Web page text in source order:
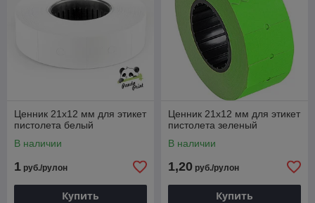
Ценник 21х12 мм для этикет
пистолета белый
В наличии
1 руб./рулон
Купить
Ценник 21х12 мм для этикет
пистолета зеленый
В наличии
1,20 руб./рулон
Купить